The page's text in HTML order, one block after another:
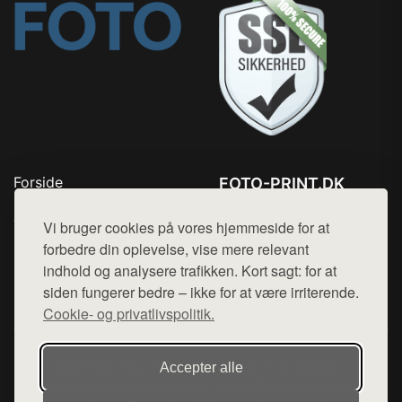
Vi bruger cookies på vores hjemmeside for at
forbedre din oplevelse, vise mere relevant
indhold og analysere trafikken. Kort sagt: for at
siden fungerer bedre – ikke for at være irriterende.
Cookie- og privatlivspolitik.
Accepter alle
Forside
Top Rabatter
Kontakt
FOTO-PRINT.DK
Mail: hej@want.dk
Cookie- og privatlivspolitik
Denne side er en del af want.dk, der udgiver en række
hjemmesider med præsentation af forskellige produkter fra